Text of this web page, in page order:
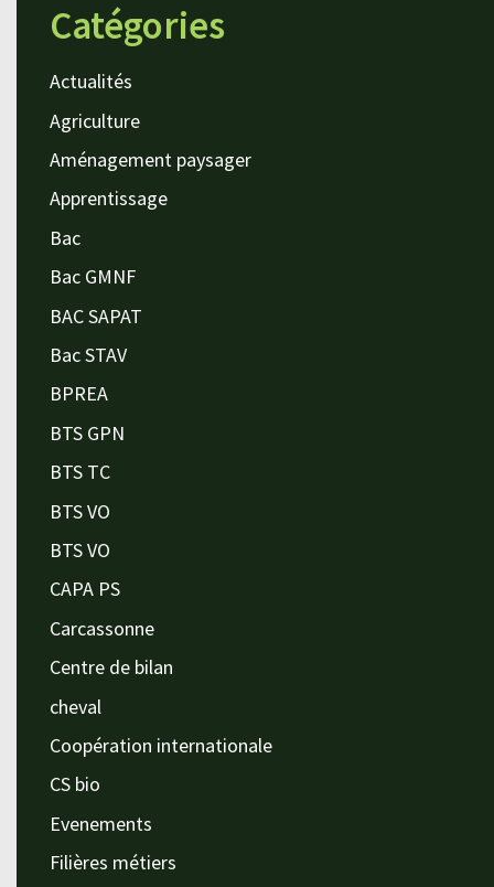
Catégories
Actualités
Agriculture
Aménagement paysager
Apprentissage
Bac
Bac GMNF
BAC SAPAT
Bac STAV
BPREA
BTS GPN
BTS TC
BTS VO
BTS VO
CAPA PS
Carcassonne
Centre de bilan
cheval
Coopération internationale
CS bio
Evenements
Filières métiers